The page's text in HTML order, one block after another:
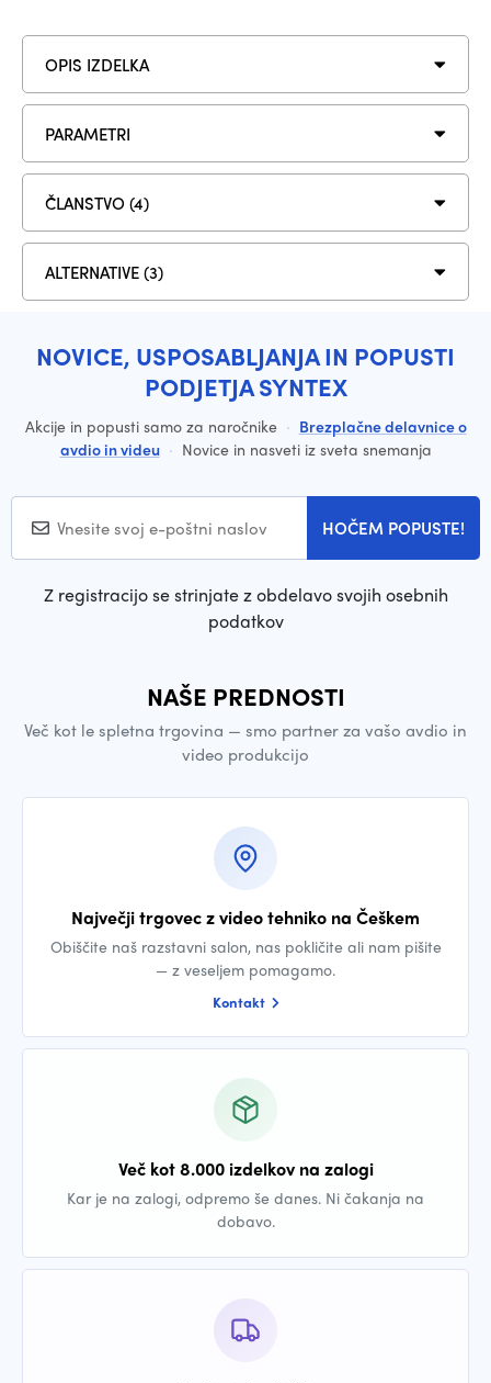
OPIS IZDELKA
PARAMETRI
ČLANSTVO (4)
ALTERNATIVE (3)
NOVICE, USPOSABLJANJA IN POPUSTI
PODJETJA SYNTEX
Akcije in popusti samo za naročnike · Brezplačne delavnice o
avdio in videu · Novice in nasveti iz sveta snemanja
HOČEM POPUSTE!
Z registracijo se strinjate z obdelavo svojih osebnih
podatkov
NAŠE PREDNOSTI
Več kot le spletna trgovina — smo partner za vašo avdio in
video produkcijo
Največji trgovec z video tehniko na Češkem
Obiščite naš razstavni salon, nas pokličite ali nam pišite
— z veseljem pomagamo.
Kontakt
Več kot 8.000 izdelkov na zalogi
Kar je na zalogi, odpremo še danes. Ni čakanja na
dobavo.